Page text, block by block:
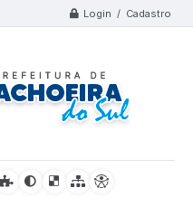
Login / Cadastro